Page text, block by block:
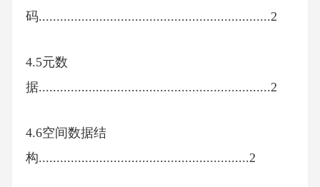
码.................................................................2
4.5元数
据.................................................................2
4.6空间数据结
构...........................................................2